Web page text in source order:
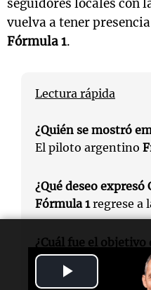
seguidores locales con
vuelva a tener
Fórmula 1.
Lectura rápida
¿Quién se mostró
El piloto argentino
¿Qué deseo expresó
Fórmula 1regrese a
¿Cuál fue el objetivo
Fórmula 1para que
experiencia de cerca.